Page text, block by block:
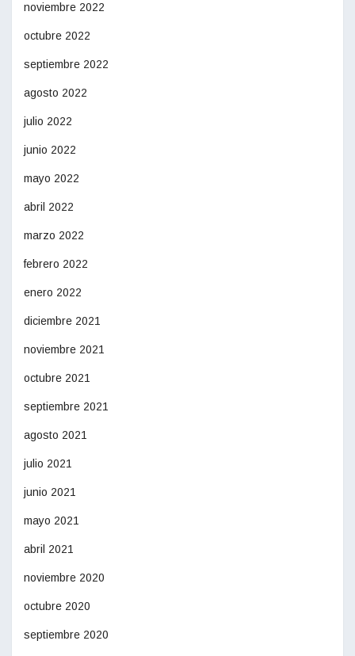
noviembre 2022
octubre 2022
septiembre 2022
agosto 2022
julio 2022
junio 2022
mayo 2022
abril 2022
marzo 2022
febrero 2022
enero 2022
diciembre 2021
noviembre 2021
octubre 2021
septiembre 2021
agosto 2021
julio 2021
junio 2021
mayo 2021
abril 2021
noviembre 2020
octubre 2020
septiembre 2020